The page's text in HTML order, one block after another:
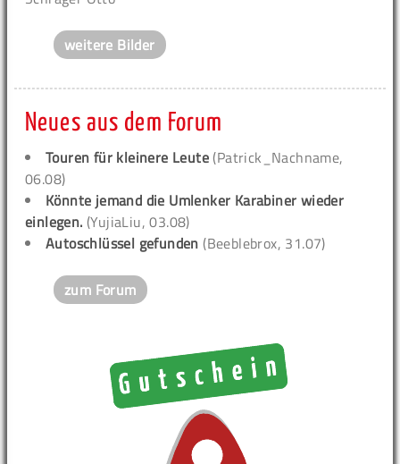
weitere Bilder
Neues aus dem Forum
Touren für kleinere Leute (Patrick_Nachname,
06.08)
Könnte jemand die Umlenker Karabiner wieder
einlegen. (YujiaLiu, 03.08)
Autoschlüssel gefunden (Beeblebrox, 31.07)
zum Forum